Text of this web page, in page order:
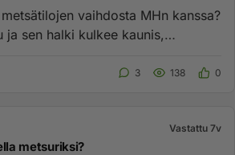
vaihdosta MHn kanssa?
ja sen halki kulkee kaunis,
3 138 0
Vastattu 7v
metsuriksi?